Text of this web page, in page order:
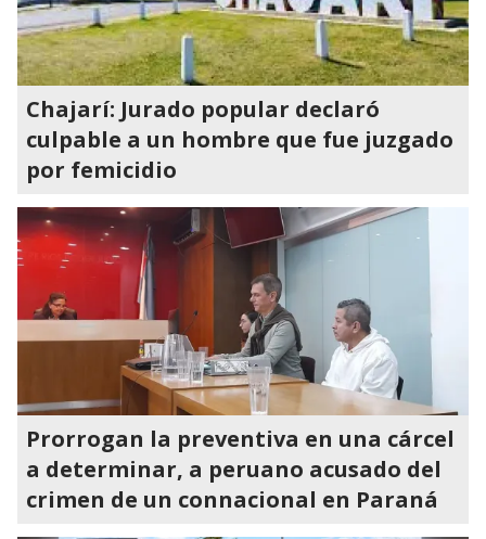
Chajarí: Jurado popular declaró
culpable a un hombre que fue juzgado
por femicidio
Prorrogan la preventiva en una cárcel
a determinar, a peruano acusado del
crimen de un connacional en Paraná